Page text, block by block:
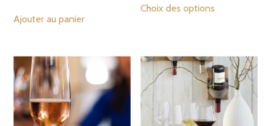
Ajouter au panier
prix :
Choix des options
variations.
Les
options
peuvent
être